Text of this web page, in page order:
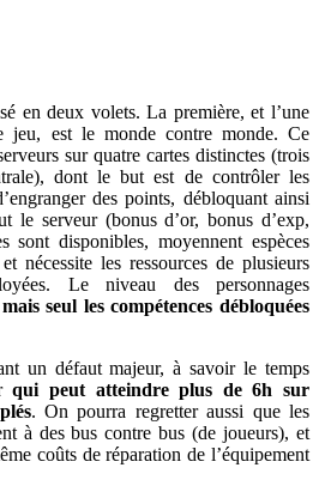
en deux volets. La première, et l’une
jeu, est le monde contre monde. Ce
sur quatre cartes distinctes (trois
dont le but est de contrôler les
des points, débloquant ainsi
le serveur (bonus d’or, bonus d’exp,
sont disponibles, moyennent espèces
nécessite les ressources de plusieurs
Le niveau des personnages
mais seul les compétences débloquées
un défaut majeur, à savoir le temps
qui peut atteindre plus de 6h sur
. On pourra regretter aussi que les
à des bus contre bus (de joueurs), et
coûts de réparation de l’équipement